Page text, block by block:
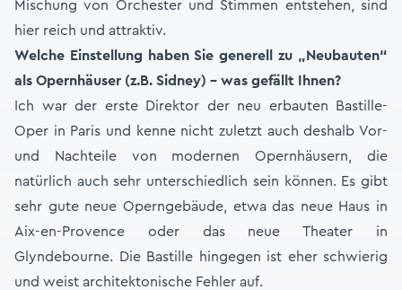
Mischung von Orchester und Stimmen entstehen, sind
hier reich und attraktiv.
Welche Einstellung haben Sie generell zu „Neubauten“
als Opernhäuser (z.B. Sidney) – was gefällt Ihnen?
Ich war der erste Direktor der neu erbauten Bastille-
Oper in Paris und kenne nicht zuletzt auch deshalb Vor-
und Nachteile von modernen Opernhäusern, die
natürlich auch sehr unterschiedlich sein können. Es gibt
sehr gute neue Operngebäude, etwa das neue Haus in
Aix-en-Provence oder das neue Theater in
Glyndebourne. Die Bastille hingegen ist eher schwierig
und weist architektonische Fehler auf.